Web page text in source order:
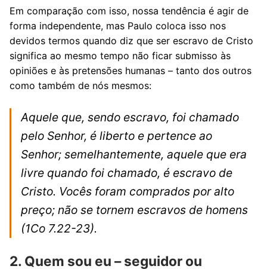
Em comparação com isso, nossa tendência é agir de
forma independente, mas Paulo coloca isso nos
devidos termos quando diz que ser escravo de Cristo
significa ao mesmo tempo não ficar submisso às
opiniões e às pretensões humanas – tanto dos outros
como também de nós mesmos:
Aquele que, sendo escravo, foi chamado
pelo Senhor, é liberto e pertence ao
Senhor; semelhantemente, aquele que era
livre quando foi chamado, é escravo de
Cristo. Vocês foram comprados por alto
preço; não se tornem escravos de homens
(1Co 7.22-23).
2. Quem sou eu – seguidor ou